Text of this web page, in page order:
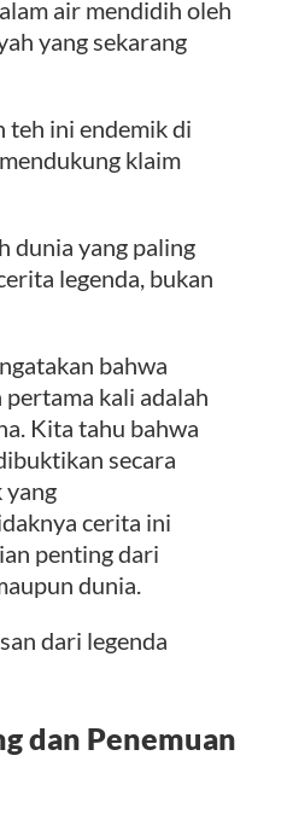
air mendidih oleh
yang sekarang
teh ini endemik di
klaim
dunia yang paling
legenda, bukan
bahwa
kali adalah
Kita tahu bahwa
secara
yang
cerita ini
penting dari
dunia.
dari legenda
dan Penemuan